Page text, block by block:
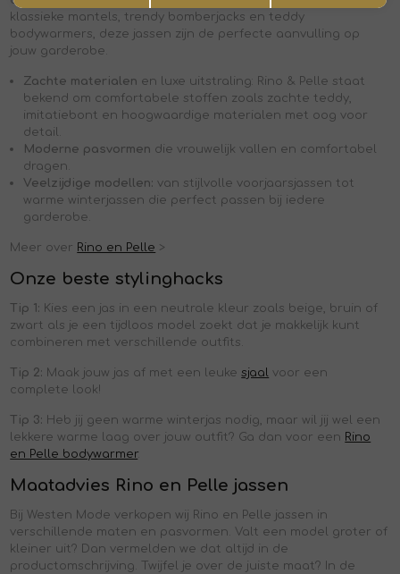
klassieke mantels, trendy bomberjacks en teddy
bodywarmers, deze jassen zijn de perfecte aanvulling op
jouw garderobe.
Zachte materialen en luxe uitstraling: Rino & Pelle staat
bekend om comfortabele stoffen zoals zachte teddy,
imitatiebont en hoogwaardige materialen met oog voor
detail.
Moderne pasvormen die vrouwelijk vallen en comfortabel
dragen.
Veelzijdige modellen: van stijlvolle voorjaarsjassen tot
warme winterjassen die perfect passen bij iedere
garderobe.
Meer over Rino en Pelle >
Onze beste stylinghacks
Tip 1: Kies een jas in een neutrale kleur zoals beige, bruin of
zwart als je een tijdloos model zoekt dat je makkelijk kunt
combineren met verschillende outfits.
Tip 2: Maak jouw jas af met een leukesjaal voor een
complete look!
Tip 3: Heb jij geen warme winterjas nodig, maar wil jij wel een
lekkere warme laag over jouw outfit? Ga dan voor een Rino
en Pelle bodywarmer.
Maatadvies Rino en Pelle jassen
Bij Westen Mode verkopen wij Rino en Pelle jassen in
verschillende maten en pasvormen. Valt een model groter of
kleiner uit? Dan vermelden we dat altijd in de
productomschrijving. Twijfel je over de juiste maat? In de